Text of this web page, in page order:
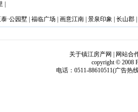
·公园墅 福临广场 画意江南 景泉印象 长山郡
关于镇江房产网
网站合
copyright © 2008
电话：0511-88610511(广告热